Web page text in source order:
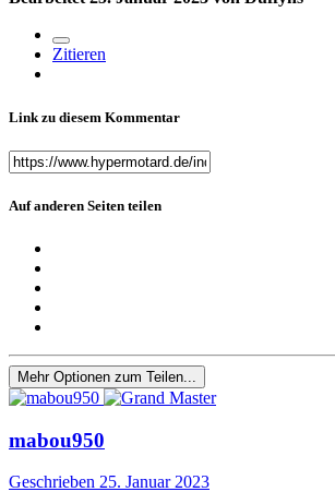
Zitieren
Link zu diesem Kommentar
Auf anderen Seiten teilen
Mehr Optionen zum Teilen...
mabou950
Geschrieben 25. Januar 2023